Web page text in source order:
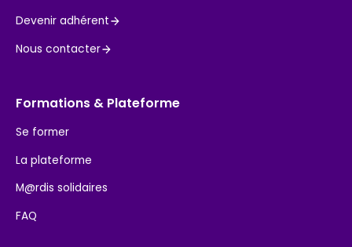
Devenir adhérent
Nous contacter
Formations & Plateforme
Se former
La plateforme
M@rdis solidaires
FAQ